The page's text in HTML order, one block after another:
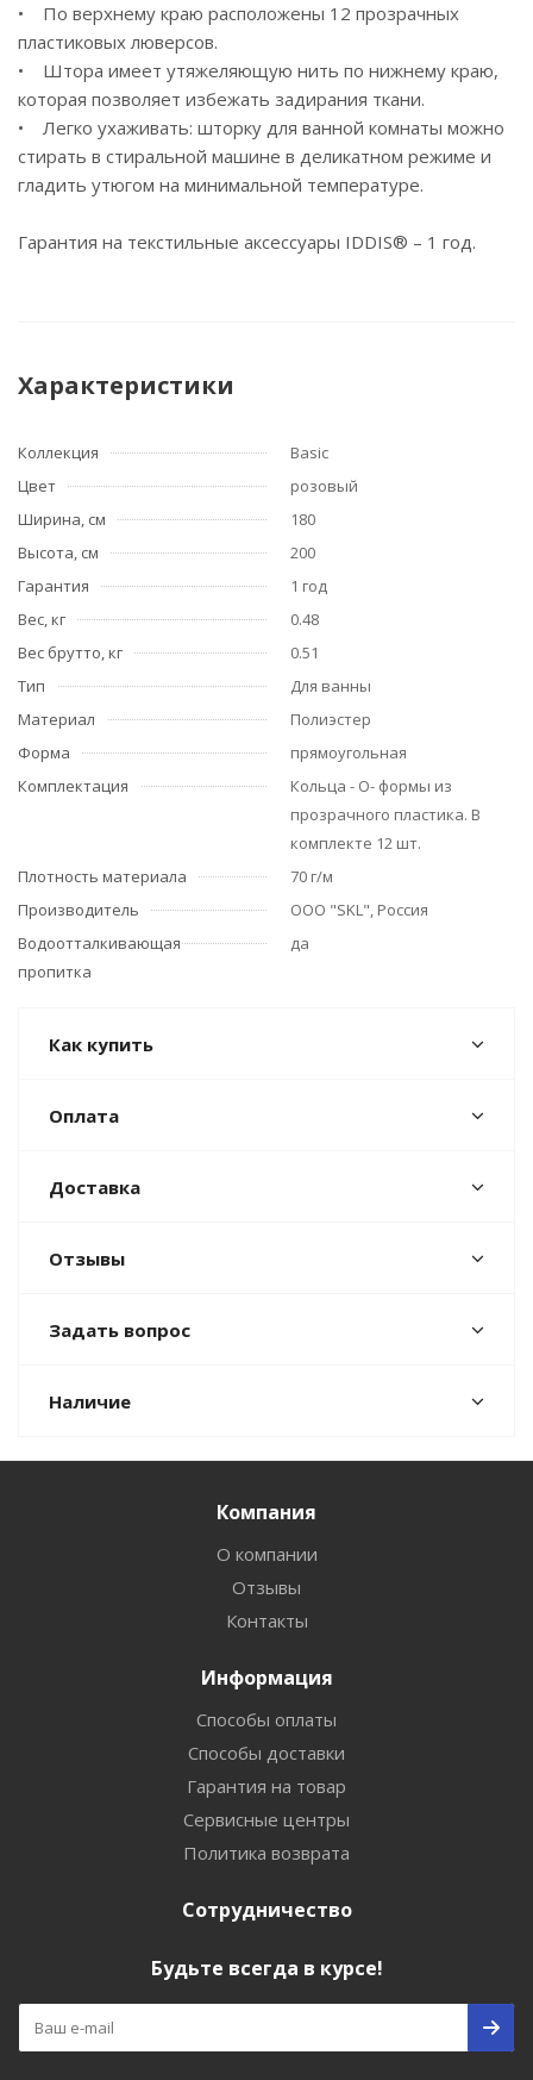
• По верхнему краю расположены 12 прозрачных
пластиковых люверсов.
• Штора имеет утяжеляющую нить по нижнему краю,
которая позволяет избежать задирания ткани.
• Легко ухаживать: шторку для ванной комнаты можно
стирать в стиральной машине в деликатном режиме и
гладить утюгом на минимальной температуре.
Гарантия на текстильные аксессуары IDDIS® – 1 год.
Характеристики
Коллекция
Basic
Цвет
розовый
Ширина, см
180
Высота, см
200
Гарантия
1 год
Вес, кг
0.48
Вес брутто, кг
0.51
Тип
Для ванны
Материал
Полиэстер
Форма
прямоугольная
Комплектация
Кольца - О- формы из
прозрачного пластика. В
комплекте 12 шт.
Плотность материала
70 г/м
Производитель
ООО "SKL", Россия
Водоотталкивающая
пропитка
да
Как купить
Оплата
Доставка
Отзывы
Задать вопрос
Наличие
Компания
О компании
Отзывы
Контакты
Информация
Способы оплаты
Способы доставки
Гарантия на товар
Сервисные центры
Политика возврата
Сотрудничество
Будьте всегда в курсе!